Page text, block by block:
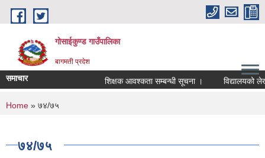
Skip to main content
गोसाईकुण्ड गाउँपालिका
बागमती प्रदेश
समाचार शिक्षक आवश्कता सम्बन्धी सूचना । विद्यालयको
You are here
Home » ७४/७५
७४/७५